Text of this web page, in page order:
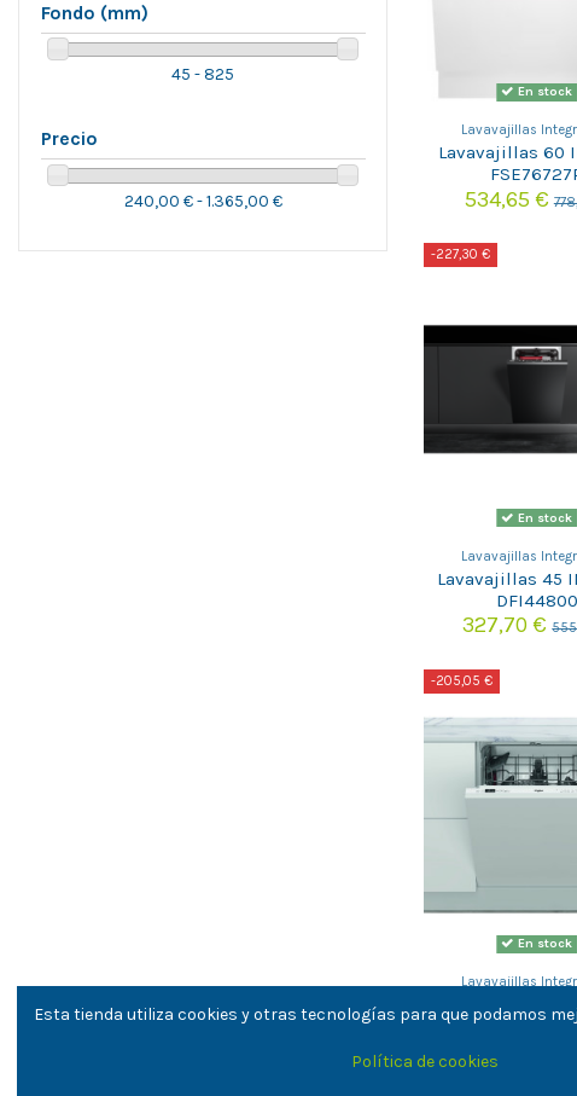
En stock
Lavavajillas
Lavavajillas 60
534,65 €
-227,30 €
En stock
Lavavajillas
Lavavajillas 45
DFI44800
327,70 €
-205,05 €
En stock
Lavavajillas
Lavavajillas
Whirlpool
363,95 €
Fondo (mm)
45 - 825
Precio
240,00 € - 1.365,00 €
Esta tienda utiliza cookies y otras tecnologías para que podamos
Política de cookies